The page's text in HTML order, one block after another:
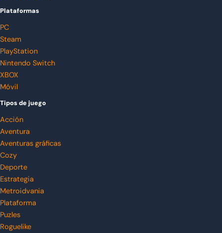
Plataformas
PC
Steam
PlayStation
Nintendo Switch
XBOX
Móvil
Tipos de juego
Acción
Aventura
Aventuras gráficas
Cozy
Deporte
Estrategia
Metroidvania
Plataforma
Puzles
Roguelike